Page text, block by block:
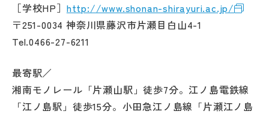
［学校HP］ http://www.shonan-shirayuri.ac.jp/
〒251-0034 神奈川県藤沢市片瀬目白山4-1
Tel.0466-27-6211
最寄駅／
湘南モノレール「片瀬山駅」徒歩7分。江ノ島電鉄線
「江ノ島駅」徒歩15分。小田急江ノ島線「片瀬江ノ島